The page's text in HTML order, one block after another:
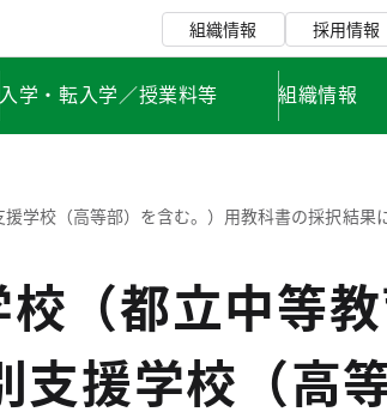
組織情報 採用情報
入学・転入学／授業料等 組織情報
学校（高等部）を含む。）用教科書の採択結果
（都立中等
支援学校（高